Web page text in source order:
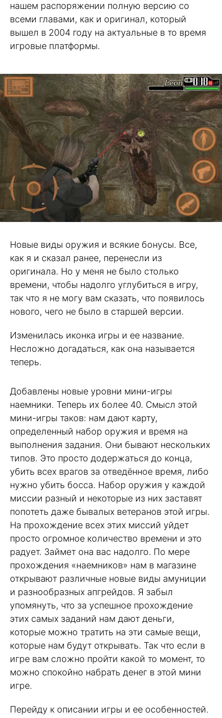
нашем распоряжении полную версию со
всеми главами, как и оригинал, который
вышел в 2004 году на актуальные в то время
игровые платформы.
Новые виды оружия и всякие бонусы. Все,
как я и сказал ранее, перенесли из
оригинала. Но у меня не было столько
времени, чтобы надолго углубиться в игру,
так что я не могу вам сказать, что появилось
нового, чего не было в старшей версии.
Изменилась иконка игры и ее название.
Несложно догадаться, как она называется
теперь.
Добавлены новые уровни мини-игры
наемники. Теперь их более 40. Смысл этой
мини-игры таков: нам дают карту,
определенный набор оружия и время на
выполнения задания. Они бывают нескольких
типов. Это просто додержаться до конца,
убить всех врагов за отведённое время, либо
нужно убить босса. Набор оружия у каждой
миссии разный и некоторые из них заставят
попотеть даже бывалых ветеранов этой игры.
На прохождение всех этих миссий уйдет
просто огромное количество времени и это
радует. Займет она вас надолго. По мере
прохождения «наемников» нам в магазине
открывают различные новые виды амуниции
и разнообразных апгрейдов. Я забыл
упомянуть, что за успешное прохождение
этих самых заданий нам дают деньги,
которые можно тратить на эти самые вещи,
которые нам будут открывать. Так что если в
игре вам сложно пройти какой то момент, то
можно спокойно набрать денег в этой мини
игре.
Перейду к описании игры и ее особенностей.